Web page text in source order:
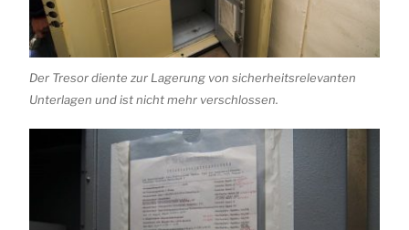
Der Tresor diente zur Lagerung von sicherheitsrelevanten
Unterlagen und ist nicht mehr verschlossen.